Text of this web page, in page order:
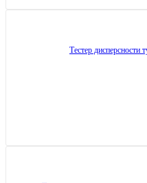
Тестер дисперсности